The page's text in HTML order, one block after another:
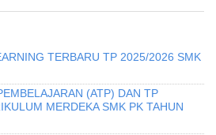
TERBARU TP 2025/2026 SMK
(ATP) DAN TP
MERDEKA SMK PK TAHUN